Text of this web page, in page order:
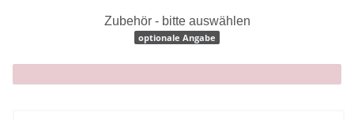
Zubehör - bitte auswählen
optionale Angabe
x